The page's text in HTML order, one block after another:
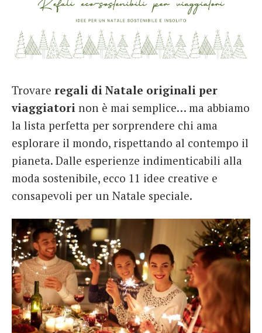
English
Spanish
French
Trovare regali di Natale originali per
viaggiatori non è mai semplice… ma abbiamo
la lista perfetta per sorprendere chi ama
esplorare il mondo, rispettando al contempo il
pianeta. Dalle esperienze indimenticabili alla
moda sostenibile, ecco 11 idee creative e
consapevoli per un Natale speciale.